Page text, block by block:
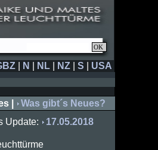
N NL NZ S USA
|
Was gibt´s Neues?
Update:
17.05.2018